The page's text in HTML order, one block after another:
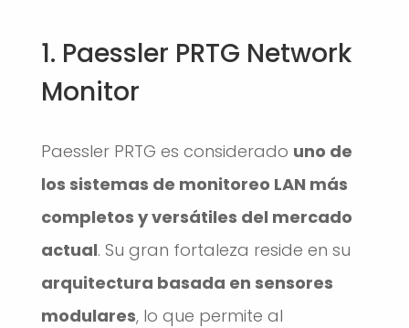
1. Paessler PRTG Network
Monitor
Paessler PRTG es considerado uno de
los sistemas de monitoreo LAN más
completos y versátiles del mercado
actual. Su gran fortaleza reside en su
arquitectura basada en sensores
modulares, lo que permite al